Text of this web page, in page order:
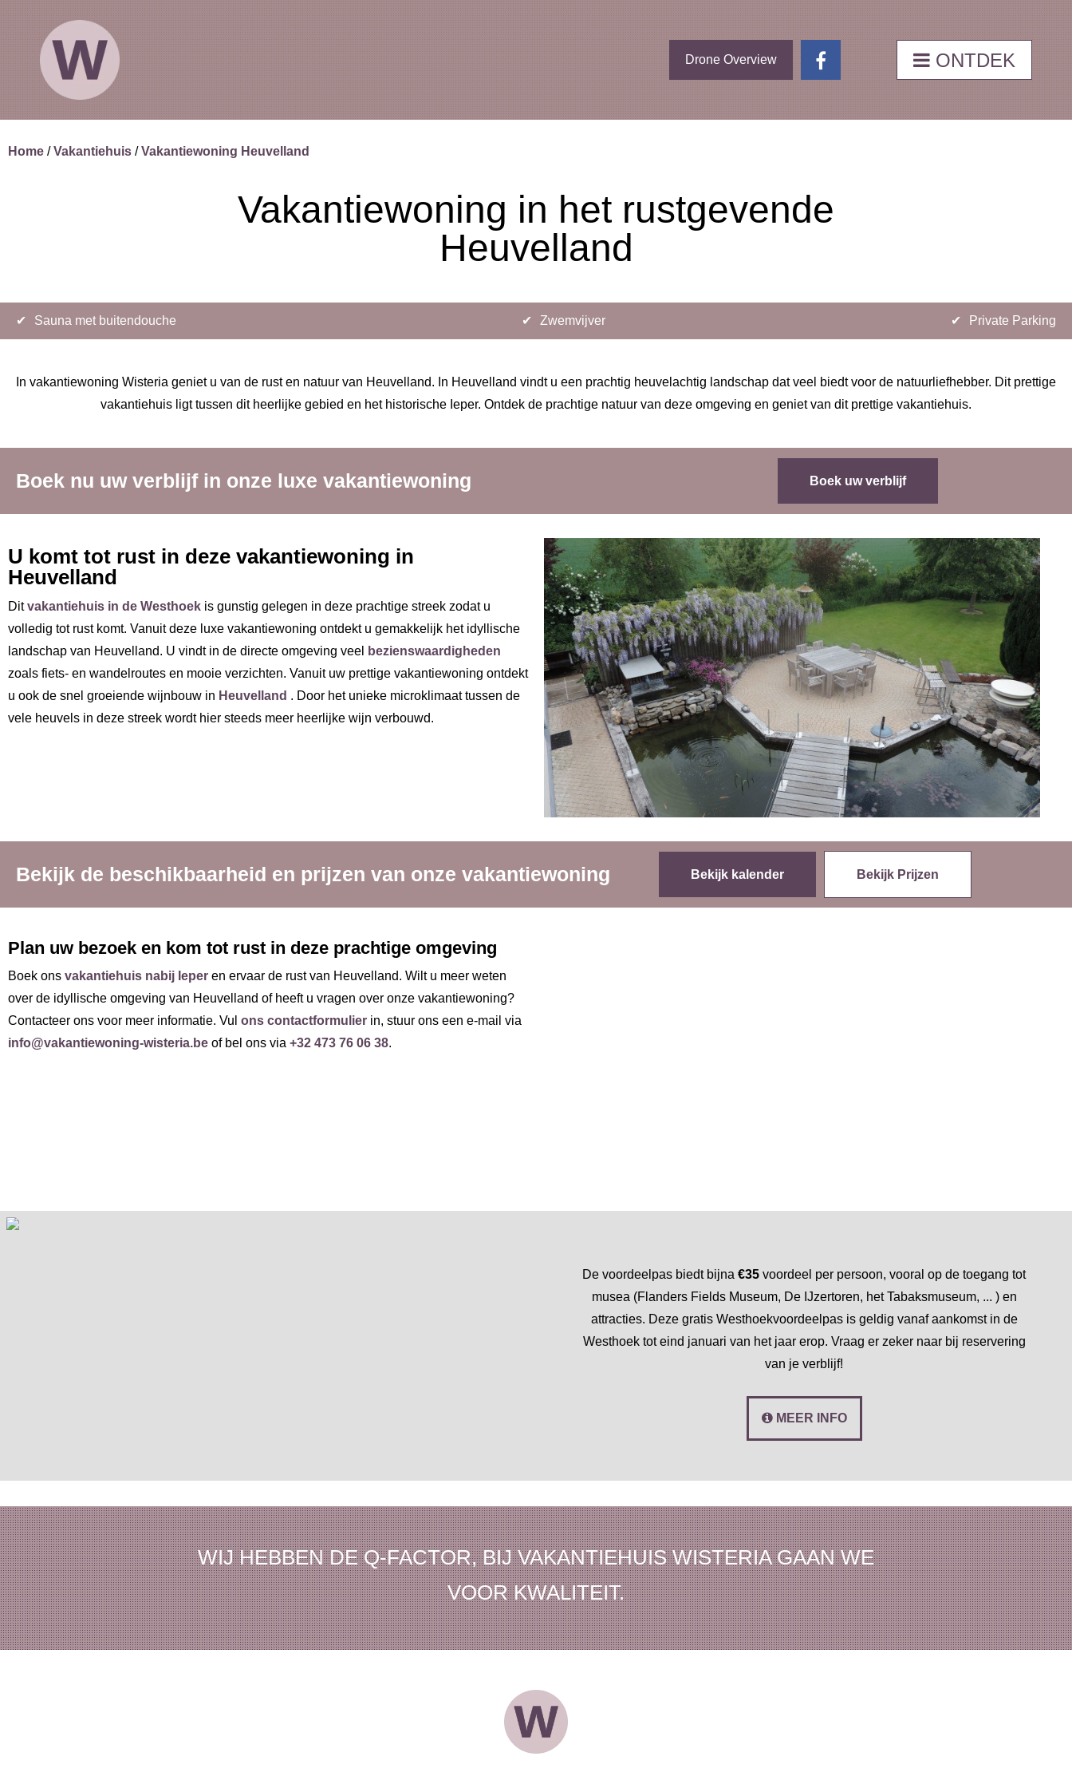
ONTDEK
Drone Overview
Home Vakantiehuis Vakantiewoning Heuvelland
Vakantiewoning in het rustgevende
Heuvelland
✔ Sauna met buitendouche ✔ Zwemvijver ✔ Private Parking
In vakantiewoning Wisteria geniet u van de rust en natuur van Heuvelland. In Heuvelland vindt u een prachtig heuvelachtig landschap dat veel biedt voor de natuurliefhebber. Dit prettige
vakantiehuis ligt tussen dit heerlijke gebied en het historische Ieper. Ontdek de prachtige natuur van deze omgeving en geniet van dit prettige vakantiehuis.
Boek nu uw verblijf in onze luxe vakantiewoning Boek uw verblijf
U komt tot rust in deze vakantiewoning in
Heuvelland
Ditvakantiehuis in de Westhoek is gunstig gelegen in deze prachtige streek zodat u
volledig tot rust komt. Vanuit deze luxe vakantiewoning ontdekt u gemakkelijk het idyllische
landschap van Heuvelland. U vindt in de directe omgeving veel
bezienswaardigheden
zoals fiets- en wandelroutes en mooie verzichten. Vanuit uw prettige vakantiewoning ontdekt
u ook de snel groeiende wijnbouw in Heuvelland . Door het unieke microklimaat tussen de
vele heuvels in deze streek wordt hier steeds meer heerlijke wijn verbouwd.
Bekijk de beschikbaarheid en prijzen van onze vakantiewoning Bekijk kalender Bekijk Prijzen
Plan uw bezoek en kom tot rust in deze prachtige omgeving
Boek ons vakantiehuis nabij Ieper en ervaar de rust van Heuvelland. Wilt u meer weten
over de idyllische omgeving van Heuvelland of heeft u vragen over onze vakantiewoning?
Contacteer ons voor meer informatie. Vul ons contactformulier in, stuur ons een e-mail via
info@vakantiewoning-wisteria.be of bel ons via +32 473 76 06 38.
De voordeelpas biedt bijna €35 voordeel per persoon, vooral op de toegang tot
musea (Flanders Fields Museum, De IJzertoren, het Tabaksmuseum, ... ) en
attracties. Deze gratis Westhoekvoordeelpas is geldig vanaf aankomst in de
Westhoek tot eind januari van het jaar erop. Vraag er zeker naar bij reservering
van je verblijf!
MEER INFO
WIJ HEBBEN DE Q-FACTOR, BIJ VAKANTIEHUIS WISTERIA GAAN WE
VOOR KWALITEIT.